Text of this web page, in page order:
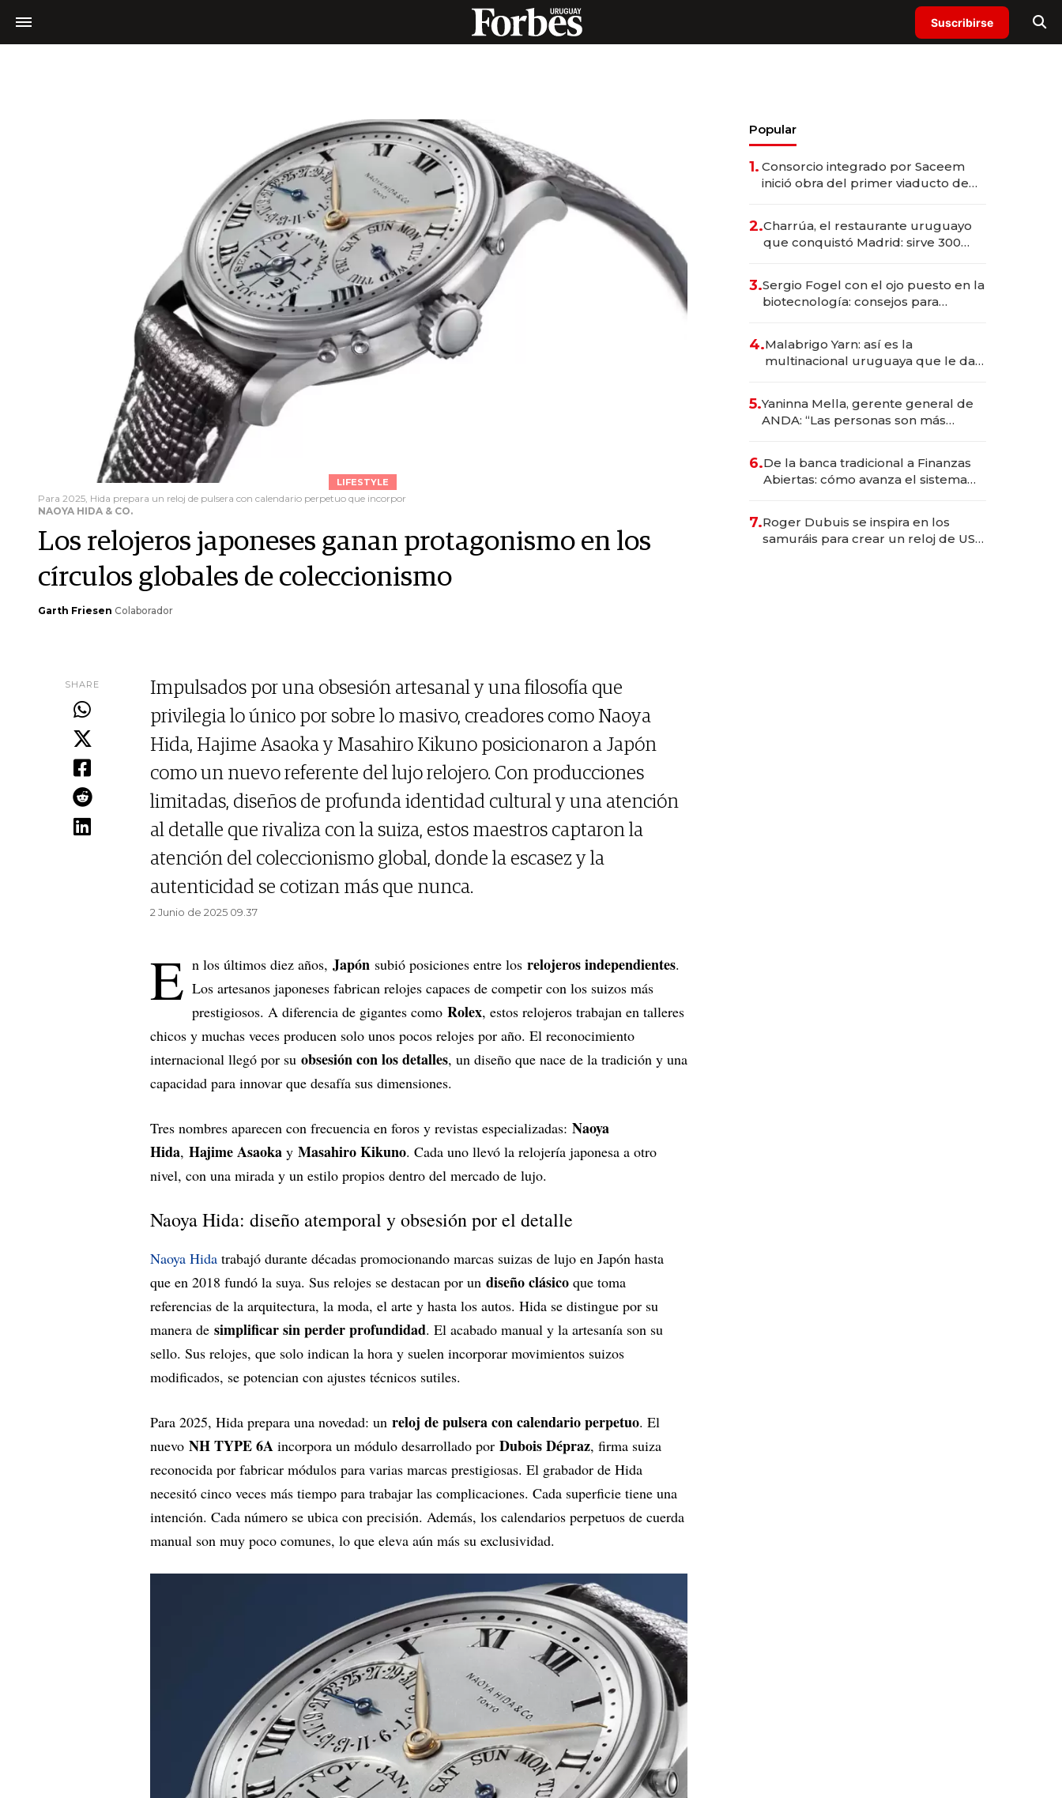
Suscribirse
LIFESTYLE
Para 2025, Hida prepara un reloj de pulsera con calendario perpetuo que incorpor
NAOYA HIDA & CO.
Los relojeros japoneses ganan protagonismo en los
círculos globales de coleccionismo
Garth Friesen Colaborador
SHARE
Impulsados por una obsesión artesanal y una filosofía que
privilegia lo único por sobre lo masivo, creadores como Naoya
Hida, Hajime Asaoka y Masahiro Kikuno posicionaron a Japón
como un nuevo referente del lujo relojero. Con producciones
limitadas, diseños de profunda identidad cultural y una atención
al detalle que rivaliza con la suiza, estos maestros captaron la
atención del coleccionismo global, donde la escasez y la
autenticidad se cotizan más que nunca.
2 Junio de 2025 09.37
E n los últimos diez años, Japón subió posiciones entre los relojeros independientes.
Los artesanos japoneses fabrican relojes capaces de competir con los suizos más
prestigiosos. A diferencia de gigantes como Rolex, estos relojeros trabajan en talleres
chicos y muchas veces producen solo unos pocos relojes por año. El reconocimiento
internacional llegó por su obsesión con los detalles, un diseño que nace de la tradición y una
capacidad para innovar que desafía sus dimensiones.
Tres nombres aparecen con frecuencia en foros y revistas especializadas: Naoya
Hida, Hajime Asaoka y Masahiro Kikuno. Cada uno llevó la relojería japonesa a otro
nivel, con una mirada y un estilo propios dentro del mercado de lujo.
Naoya Hida: diseño atemporal y obsesión por el detalle
Naoya Hida trabajó durante décadas promocionando marcas suizas de lujo en Japón hasta
que en 2018 fundó la suya. Sus relojes se destacan por un diseño clásico que toma
referencias de la arquitectura, la moda, el arte y hasta los autos. Hida se distingue por su
manera de simplificar sin perder profundidad. El acabado manual y la artesanía son su
sello. Sus relojes, que solo indican la hora y suelen incorporar movimientos suizos
modificados, se potencian con ajustes técnicos sutiles.
Para 2025, Hida prepara una novedad: un reloj de pulsera con calendario perpetuo. El
nuevo NH TYPE 6A incorpora un módulo desarrollado por Dubois Dépraz, firma suiza
reconocida por fabricar módulos para varias marcas prestigiosas. El grabador de Hida
necesitó cinco veces más tiempo para trabajar las complicaciones. Cada superficie tiene una
intención. Cada número se ubica con precisión. Además, los calendarios perpetuos de cuerda
manual son muy poco comunes, lo que eleva aún más su exclusividad.
Popular
1. Consorcio integrado por Saceem
inició obra del primer viaducto de
millones
2.Charrúa, el restaurante uruguayo
que conquistó Madrid: sirve 300
prepara apertura
3.Sergio Fogel con el ojo puesto en la
biotecnología: consejos para
4.Malabrigo Yarn: así es la
multinacional uruguaya que le da
5.Yaninna Mella, gerente general de
ANDA: “Las personas son más
6.De la banca tradicional a Finanzas
Abiertas: cómo avanza el sistema
7.Roger Dubuis se inspira en los
samuráis para crear un reloj de US$